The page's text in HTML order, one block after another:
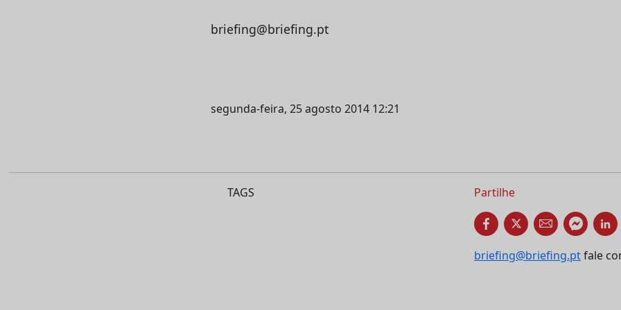
briefing@briefing.pt
segunda-feira, 25 agosto 2014 12:21
TAGS Partilhe
briefing@briefing.ptfale